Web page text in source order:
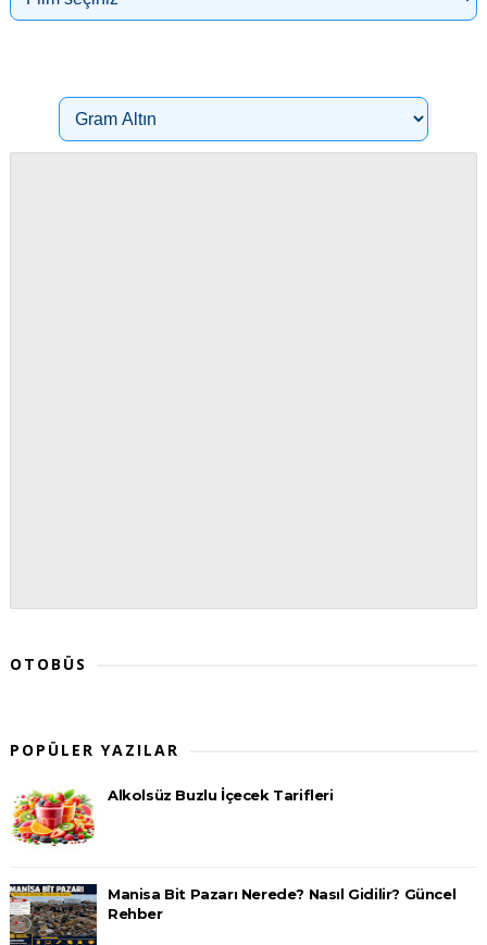
OTOBÜS
POPÜLER YAZILAR
Alkolsüz Buzlu İçecek Tarifleri
Manisa Bit Pazarı Nerede? Nasıl Gidilir? Güncel
Rehber